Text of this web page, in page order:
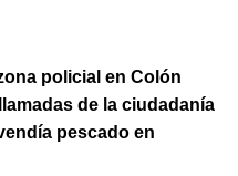
policial en Colón
de la ciudadanía
pescado en